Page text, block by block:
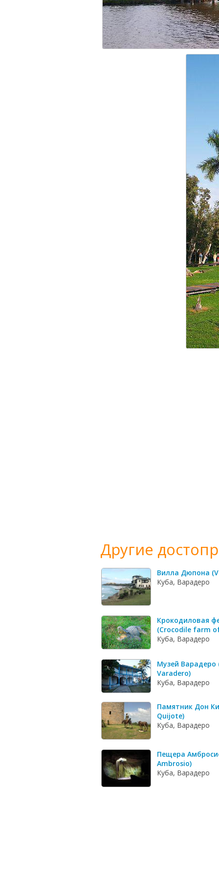
Другие
Вилла Дюпона
Куба, Варадеро
Крокодиловая
(Crocodile farm
Куба, Варадеро
Музей Варадеро
Varadero)
Куба, Варадеро
Памятник Дон
Quijote)
Куба, Варадеро
Пещера
Ambrosio)
Куба, Варадеро